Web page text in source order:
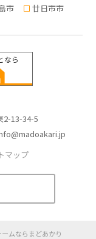
市
廿日市市
2-13-34-5
マップ
ムならまどあかり